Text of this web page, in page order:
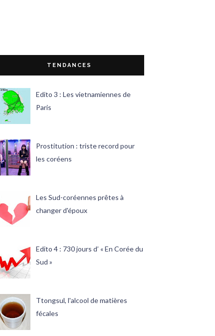
TENDANCES
Edito 3 : Les vietnamiennes de
Paris
Prostitution : triste record pour
les coréens
Les Sud-coréennes prêtes à
changer d'époux
Edito 4 : 730 jours d’ « En Corée du
Sud »
Ttongsul, l'alcool de matières
fécales